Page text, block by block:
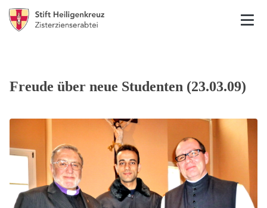
Freude über neue Studenten (23.03.09)